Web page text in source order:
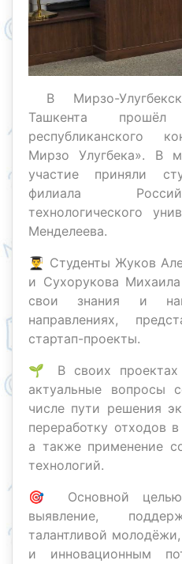
В Мирзо-
Ташкента
республиканского
Мирзо Улугбека». В
участие приняли
филиала
технологического
Менделеева.
👨‍🎓 Студенты Жуков
и Сухорукова
свои знания и
направлениях,
стартап-проекты.
🌱 В своих проектах
актуальные вопросы
числе пути решения
переработку отходов
а также применение
технологий.
🎯 Основной целью
выявление,
талантливой
и инновационным